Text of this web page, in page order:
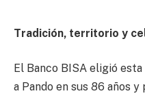
Tradición, territorio y
El Banco BISA eligió
a Pando en sus 86 años